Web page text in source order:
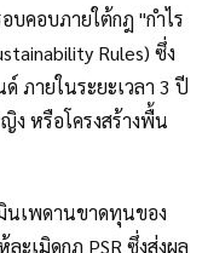
บคอบภายใต้กฎ "กำไร
Rules) ซึ่ง
ภายในระยะเวลา 3 ปี
ง หรือโครงสร้างพื้น
นเพดานขาดทุนของ
ะเมิดกฎ PSR ซึ่งส่งผล